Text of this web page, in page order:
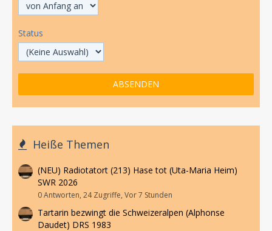
Status
Heiße Themen
(NEU) Radiotatort (213) Hase tot (Uta-Maria Heim)
SWR 2026
0 Antworten, 24 Zugriffe, Vor 7 Stunden
Tartarin bezwingt die Schweizeralpen (Alphonse
Daudet) DRS 1983